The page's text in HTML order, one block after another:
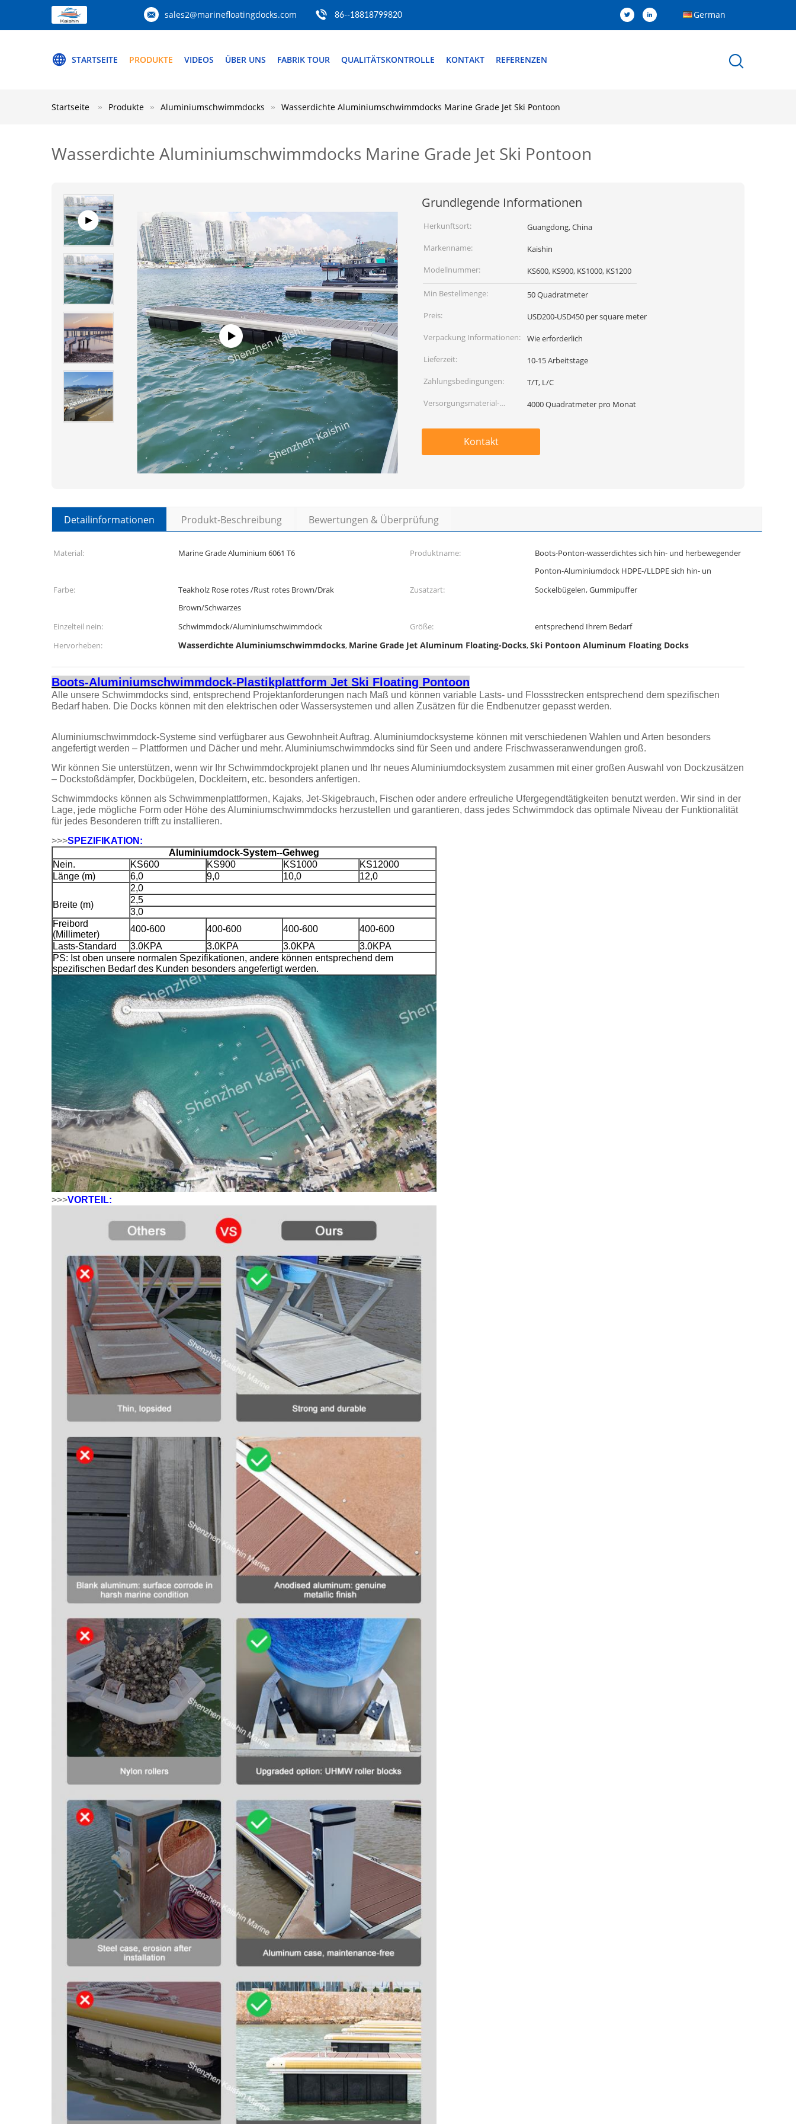
sales2@marinefloatingdocks.com 86--18818799820 German
STARTSEITE PRODUKTE VIDEOS ÜBER UNS FABRIK TOUR QUALITÄTSKONTROLLE KONTAKT REFERENZEN
Startseite Produkte Aluminiumschwimmdocks Wasserdichte Aluminiumschwimmdocks Marine Grade Jet Ski Pontoon
Wasserdichte Aluminiumschwimmdocks Marine Grade Jet Ski Pontoon
Grundlegende Informationen
Herkunftsort:
Guangdong, China
Markenname:
Kaishin
Modellnummer:
KS600, KS900, KS1000, KS1200
Min Bestellmenge:
50 Quadratmeter
Preis:
USD200-USD450 per square meter
Verpackung Informationen:
Wie erforderlich
Lieferzeit:
10-15 Arbeitstage
Zahlungsbedingungen:
T/T, L/C
Versorgungsmaterial-
4000 Quadratmeter pro Monat
Kontakt
Detailinformationen Produkt-Beschreibung Bewertungen & Überprüfung
Material: Marine Grade Aluminium 6061 T6 Produktname:
Boots-Ponton-wasserdichtes sich hin- und herbewegender
Ponton-Aluminiumdock HDPE-/LLDPE sich hin- un
Farbe:
Teakholz Rose rotes /Rust rotes Brown/Drak
Brown/Schwarzes
Zusatzart: Sockelbügelen, Gummipuffer
Einzelteil nein: Schwimmdock/Aluminiumschwimmdock Größe:
entsprechend Ihrem Bedarf
Hervorheben:
Wasserdichte Aluminiumschwimmdocks, Marine Grade Jet Aluminum Floating-Docks,Ski Pontoon Aluminum Floating Docks
Boots-Aluminiumschwimmdock-Plastikplattform Jet Ski Floating Pontoon
Alle unsere Schwimmdocks sind, entsprechend Projektanforderungen nach Maß und können variable Lasts- und Flossstrecken entsprechend dem spezifischen
Bedarf haben. Die Docks können mit den elektrischen oder Wassersystemen und allen Zusätzen für die Endbenutzer gepasst werden.
Aluminiumschwimmdock-Systeme sind verfügbarer aus Gewohnheit Auftrag. Aluminiumdocksysteme können mit verschiedenen Wahlen und Arten besonders
angefertigt werden – Plattformen und Dächer und mehr. Aluminiumschwimmdocks sind für Seen und andere Frischwasseranwendungen groß.
Wir können Sie unterstützen, wenn wir Ihr Schwimmdockprojekt planen und Ihr neues Aluminiumdocksystem zusammen mit einer großen Auswahl von Dockzusätzen
– Dockstoßdämpfer, Dockbügelen, Dockleitern, etc. besonders anfertigen.
Schwimmdocks können als Schwimmenplattformen, Kajaks, Jet-Skigebrauch, Fischen oder andere erfreuliche Ufergegendtätigkeiten benutzt werden. Wir sind in der
Lage, jede mögliche Form oder Höhe des Aluminiumschwimmdocks herzustellen und garantieren, dass jedes Schwimmdock das optimale Niveau der Funktionalität
für jedes Besonderen trifft zu installieren.
>>>SPEZIFIKATION:
Aluminiumdock-System--Gehweg
Nein.
KS600 KS900 KS1000
KS12000
Länge (m)
6,0 9,0 10,0 12,0
Breite (m)
2,0
2,5
3,0
Freibord
(Millimeter)
400-600 400-600 400-600
400-600
Lasts-Standard
3.0KPA 3.0KPA 3.0KPA
3.0KPA
PS: Ist oben unsere normalen Spezifikationen, andere können entsprechend dem
spezifischen Bedarf des Kunden besonders angefertigt werden.
>>>VORTEIL: